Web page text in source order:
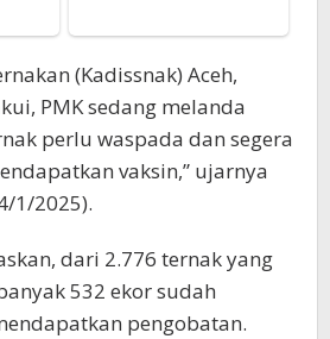
(Kadissnak) Aceh,
PMK sedang melanda
perlu waspada dan segera
vaksin,” ujarnya
1/2025).
dari 2.776 ternak yang
532 ekor sudah
pengobatan.